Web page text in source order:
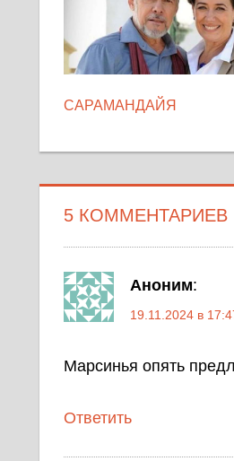
САРАМАНДАЙЯ
5 КОММЕНТАРИЕВ
Аноним:
19.11.2024 в
Марсинья опять
Ответить